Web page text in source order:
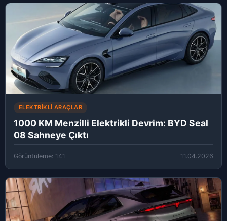
ELEKTRIKLI ARAÇLAR
1000 KM Menzilli Elektrikli Devrim: BYD Seal
08 Sahneye Çıktı
Görüntüleme: 141 11.04.2026